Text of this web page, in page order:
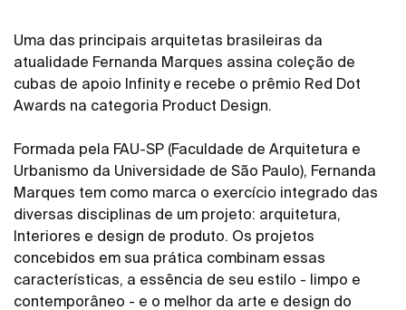
Uma das principais arquitetas brasileiras da
atualidade Fernanda Marques assina coleção de
cubas de apoio Infinity e recebe o prêmio Red Dot
Awards na categoria Product Design.
Formada pela FAU-SP (Faculdade de Arquitetura e
Urbanismo da Universidade de São Paulo), Fernanda
Marques tem como marca o exercício integrado das
diversas disciplinas de um projeto: arquitetura,
Interiores e design de produto. Os projetos
concebidos em sua prática combinam essas
características, a essência de seu estilo - limpo e
contemporâneo - e o melhor da arte e design do